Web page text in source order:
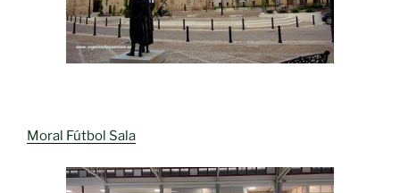
Moral Fútbol Sala